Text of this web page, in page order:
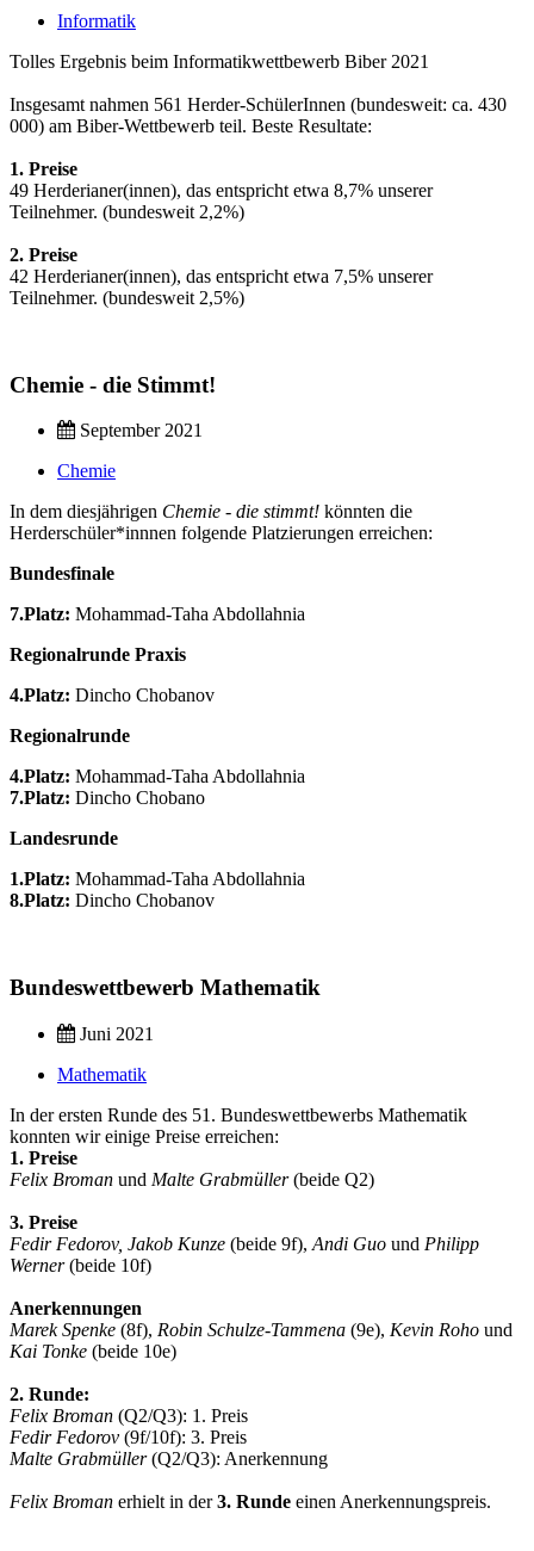
Informatik
Tolles Ergebnis beim Informatikwettbewerb Biber 2021
Insgesamt nahmen 561 Herder-SchülerInnen (bundesweit: ca. 430
000) am Biber-Wettbewerb teil. Beste Resultate:
1. Preise
49 Herderianer(innen), das entspricht etwa 8,7% unserer
Teilnehmer. (bundesweit 2,2%)
2. Preise
42 Herderianer(innen), das entspricht etwa 7,5% unserer
Teilnehmer. (bundesweit 2,5%)
Chemie - die Stimmt!
September 2021
Chemie
In dem diesjährigen Chemie - die stimmt! könnten die
Herderschüler*innnen folgende Platzierungen erreichen:
Bundesfinale
7.Platz: Mohammad-Taha Abdollahnia
Regionalrunde Praxis
4.Platz: Dincho Chobanov
Regionalrunde
4.Platz: Mohammad-Taha Abdollahnia
7.Platz: Dincho Chobano
Landesrunde
1.Platz: Mohammad-Taha Abdollahnia
8.Platz: Dincho Chobanov
Bundeswettbewerb Mathematik
Juni 2021
Mathematik
In der ersten Runde des 51. Bundeswettbewerbs Mathematik
konnten wir einige Preise erreichen:
1. Preise
Felix Broman und Malte Grabmüller(beide Q2)
3. Preise
Fedir Fedorov, Jakob Kunze (beide 9f), Andi Guo und Philipp
Werner(beide 10f)
Anerkennungen
Marek Spenke (8f), Robin Schulze-Tammena (9e), Kevin Roho und
Kai Tonke (beide 10e)
2. Runde:
Felix Broman (Q2/Q3): 1. Preis
Fedir Fedorov (9f/10f): 3. Preis
Malte Grabmüller(Q2/Q3): Anerkennung
Felix Broman erhielt in der3. Runde einen Anerkennungspreis.